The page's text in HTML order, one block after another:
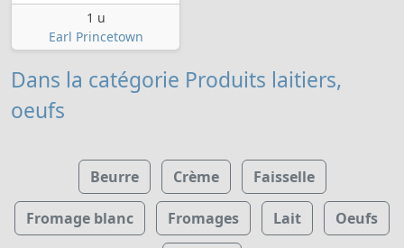
1 u
Earl Princetown
Dans la catégorie Produits laitiers,
oeufs
Beurre Crème Faisselle
Fromage blanc Fromages Lait Oeufs